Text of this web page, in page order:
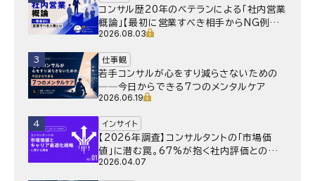
コンサル歴20年のベテランによる「社内営業
概論」【最初に営業すべき相手からNG例ま
で】
2026.08.03
3 仕事観
若手コンサルが心をすり減らさないための
──今日からできる7つのメンタルケア
2026.06.19
4 インサイト
【2026年調査】コンサルタントの「市場価
値」に潜む罠。67%が抱く社内評価との乖
離と、採用側が抱く“本音”の懸念とは
2026.04.07